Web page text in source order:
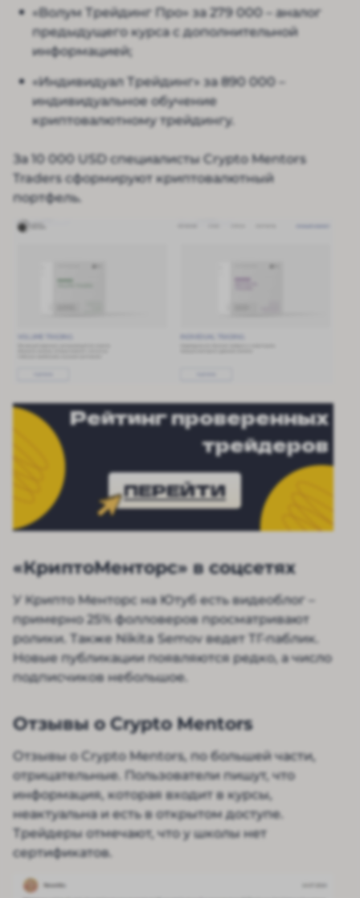
«Волум Трейдинг Про» за 279 000 – аналог
предыдущего курса с дополнительной
информацией;
«Индивидуал Трейдинг» за 890 000 –
индивидуальное обучение
криптовалютному трейдингу.
За 10 000 USD специалисты Crypto Mentors
Traders сформируют криптовалютный
портфель.
Рейтинг проверенных
трейдеров
ПЕРЕЙТИ
«КриптоМенторс» в соцсетях
У Крипто Менторс на Ютуб есть видеоблог –
примерно 25% фолловеров просматривают
ролики. Также Nikita Semov ведет ТГ-паблик.
Новые публикации появляются редко, а число
подписчиков небольшое.
Отзывы о Crypto Mentors
Отзывы о Crypto Mentors, по большей части,
отрицательные. Пользователи пишут, что
информация, которая входит в курсы,
неактуальна и есть в открытом доступе.
Трейдеры отмечают, что у школы нет
сертификатов.